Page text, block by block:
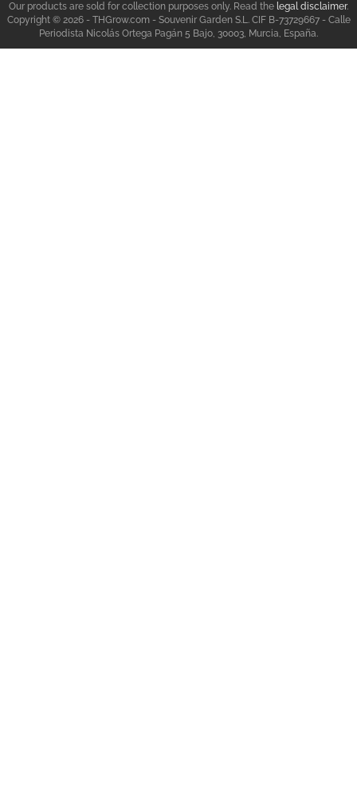
Our products are sold for collection purposes only. Read the legal disclaimer.
Copyright © 2026 - THGrow.com - Souvenir Garden S.L. CIF B-73729667 - Calle
Periodista Nicolás Ortega Pagán 5 Bajo, 30003, Murcia, España.